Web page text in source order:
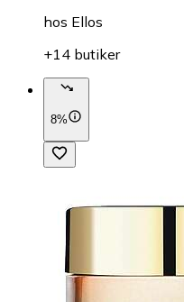
hos Ellos
+14 butiker
8%